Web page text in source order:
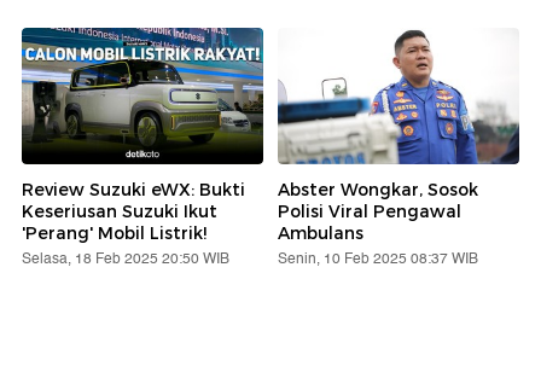
Review Suzuki eWX: Bukti
Keseriusan Suzuki Ikut
'Perang' Mobil Listrik!
Selasa, 18 Feb 2025 20:50 WIB
Abster Wongkar, Sosok
Polisi Viral Pengawal
Ambulans
Senin, 10 Feb 2025 08:37 WIB